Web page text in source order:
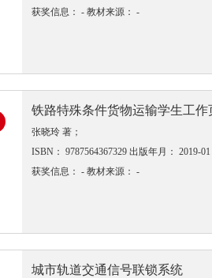
获奖信息： - 教材来源： -
铁路特殊条件货物运输学生工作
张晓玲 著；
ISBN： 9787564367329 出版年月： 2019-01
获奖信息： - 教材来源： -
城市轨道交通信号联锁系统